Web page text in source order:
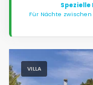
Spezielle
Für Nächte
VILLA